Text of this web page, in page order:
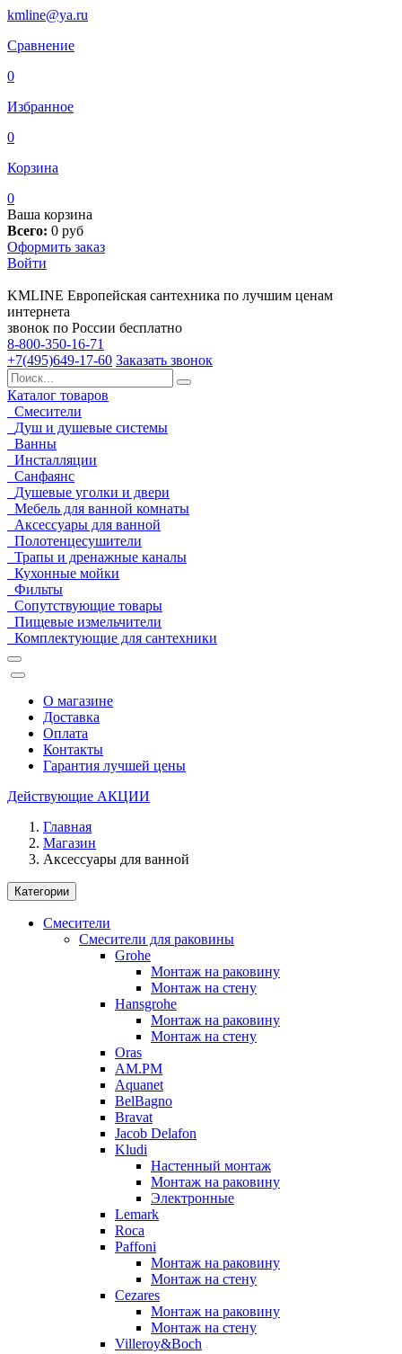
kmline@ya.ru
Сравнение
0
Избранное
0
Корзина
0
Ваша корзина
Всего: 0 руб
Оформить заказ
Войти
KMLINE Европейская сантехника по лучшим ценам
интернета
звонок по России бесплатно
8-800-350-16-71
+7(495)649-17-60 Заказать звонок
Каталог товаров
Смесители
Душ и душевые системы
Ванны
Инсталляции
Санфаянс
Душевые уголки и двери
Мебель для ванной комнаты
Аксессуары для ванной
Полотенцесушители
Трапы и дренажные каналы
Кухонные мойки
Фильты
Сопутствующие товары
Пищевые измельчители
Комплектующие для сантехники
О магазине
Доставка
Оплата
Контакты
Гарантия лучшей цены
Действующие АКЦИИ
Главная
Магазин
Аксессуары для ванной
Категории
Смесители
Смесители для раковины
Grohe
Монтаж на раковину
Монтаж на стену
Hansgrohe
Монтаж на раковину
Монтаж на стену
Oras
AM.PM
Aquanet
BelBagno
Bravat
Jacob Delafon
Kludi
Настенный монтаж
Монтаж на раковину
Электронные
Lemark
Roca
Paffoni
Монтаж на раковину
Монтаж на стену
Cezares
Монтаж на раковину
Монтаж на стену
Villeroy&Boch